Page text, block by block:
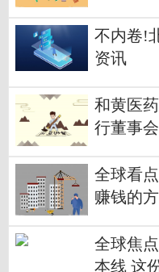
不内卷!
资讯
和黄医
行董事
全球看
赚钱的
全球焦
本线 这